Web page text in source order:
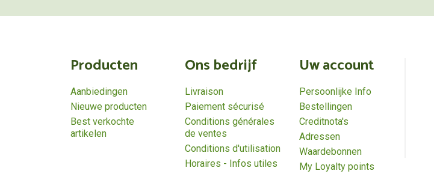
Producten
Aanbiedingen
Nieuwe producten
Best verkochte
artikelen
Ons bedrijf
Livraison
Paiement sécurisé
Conditions générales
de ventes
Conditions d'utilisation
Horaires - Infos utiles
Uw account
Persoonlijke Info
Bestellingen
Creditnota's
Adressen
Waardebonnen
My Loyalty points